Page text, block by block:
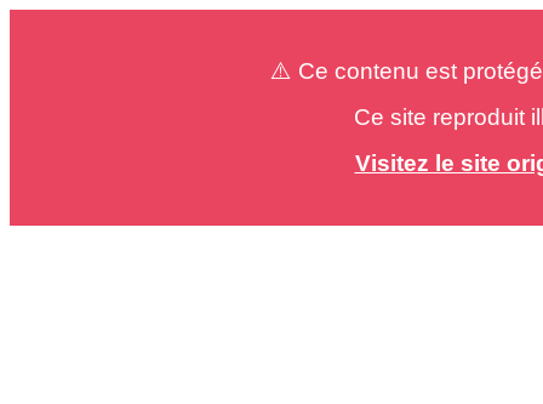
⚠️ Ce contenu est
Ce site reproduit
Visitez le site